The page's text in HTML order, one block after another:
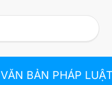
VĂN BẢN PHÁP LUẬT